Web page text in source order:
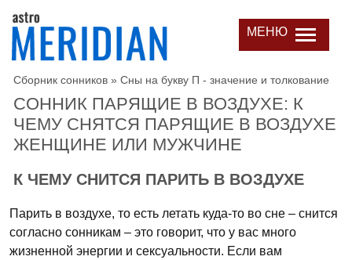
МЕНЮ
Сборник сонников » Сны на букву П - значение и толкование
СОННИК ПАРЯЩИЕ В ВОЗДУХЕ: К
ЧЕМУ СНЯТСЯ ПАРЯЩИЕ В ВОЗДУХЕ
ЖЕНЩИНЕ ИЛИ МУЖЧИНЕ
К ЧЕМУ СНИТСЯ ПАРИТЬ В ВОЗДУХЕ
Парить в воздухе, то есть летать куда-то во сне – снится
согласно сонникам – это говорит, что у вас много
жизненной энергии и сексуальности. Если вам